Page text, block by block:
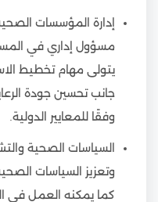
إدارة المؤسسات
مسؤول إداري في
يتولى مهام تخطيط
جانب تحسين جودة
وفقًا للمعايير الدولية.
السياسات الصحية
وتعزيز السياسات
كما يمكنه العمل في